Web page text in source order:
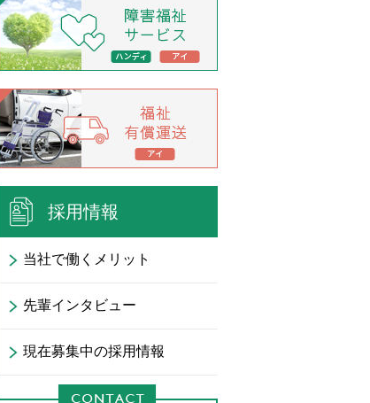
採用情報
当社で働くメリット
先輩インタビュー
現在募集中の採用情報